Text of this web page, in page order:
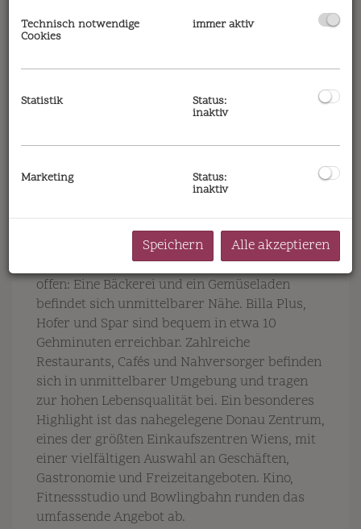
Langobardenstraße) nur rund 3 Gehminuten
entfernt und ermöglicht eine komfortable
Minuten Fahrzeit. Ergänzt wird das
ausgezeichnete Verkehrsangebot durch die
nahegelegenen Buslinien 95A und 96A sowie
Ostbahn). Für Autofahrer ist die
Donauuferautobahn A22 in wenigen Minuten
erreichbar und sorgt für eine rasche
wichtigsten Verkehrsachsen Wiens.
Auch die Nahversorgung lässt keine Wünsche
offen: Eine Bäckerei und ein Gemüseladen
befindet sich unmittelbarer Nähe. Billa Plus,
Hofer und Spar sind bequem in etwa 10
Gehminuten erreichbar. Zahlreiche
Restaurants, Cafés und Nahversorger befinden
sich in unmittelbarer Umgebung und tragen
zur hohen Lebensqualität bei. Ein besonderes
Highlight ist das nahegelegene Donau Zentrum,
eines der größten Einkaufszentren Wiens, mit
einer vielfältigen Auswahl an Geschäften,
Gastronomie und Freizeitangeboten. Kino,
Fitnessstudio und Bowlingbahn runden das
umfassende Angebot ab.
Technisch notwendige
Cookies
immer aktiv
Statistik Status:
inaktiv
Marketing Status:
inaktiv
Speichern Alle akzeptieren